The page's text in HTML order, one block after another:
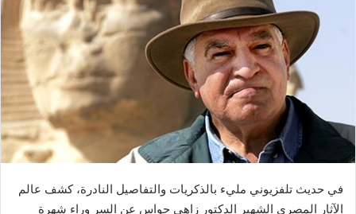
في حديث تلفزيوني مليء بالذكريات والتفاصيل النادرة، كشف عالم
الآثار المصري الشهير الدكتور زاهي حواس عن السر وراء شهرة